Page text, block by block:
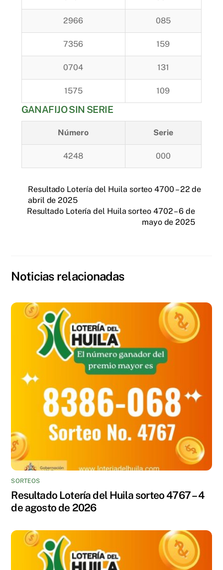
2966 085
7356 159
0704 131
1575 109
GANAFIJO SIN SERIE
Número Serie
4248 000
Resultado Lotería del Huila sorteo 4700 – 22 de
abril de 2025
Resultado Lotería del Huila sorteo 4702 – 6 de
mayo de 2025
Noticias relacionadas
SORTEOS
Resultado Lotería del Huila sorteo 4767 – 4
de agosto de 2026